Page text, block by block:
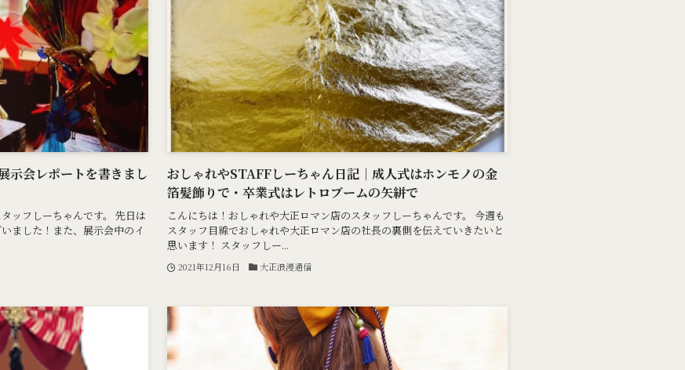
示会レポートを書きまし
ッフしーちゃんです。 先日は
ました！また、展示会中のイ
おしゃれやSTAFFしーちゃん日記｜成人式はホンモノの金
箔髪飾りで・卒業式はレトロブームの矢絣で
こんにちは！おしゃれや大正ロマン店のスタッフしーちゃんです。 今週も
スタッフ目線でおしゃれや大正ロマン店の社長の裏側を伝えていきたいと
思います！ スタッフしー...
2021年12月16日 大正浪漫通信